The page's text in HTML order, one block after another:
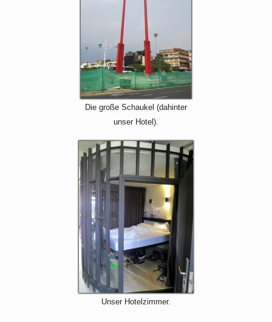
Die große Schaukel (dahinter
unser Hotel).
Unser Hotelzimmer.